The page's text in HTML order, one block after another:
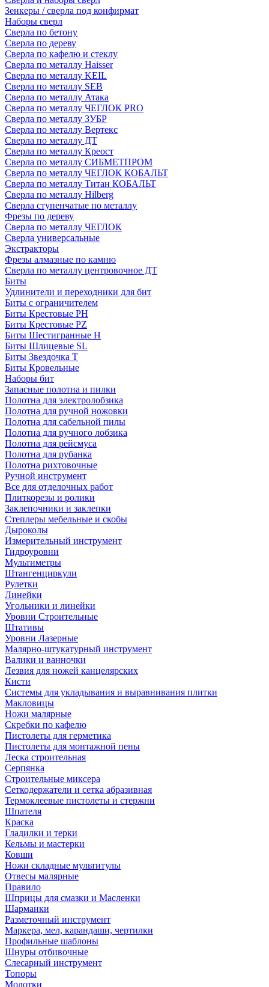
Зенкеры / сверла под конфирмат
Наборы сверл
Сверла по бетону
Сверла по дереву
Сверла по кафелю и стеклу
Сверла по металлу Haisser
Сверла по металлу KEIL
Сверла по металлу SEB
Сверла по металлу Атака
Сверла по металлу ЧЕГЛОК PRO
Сверла по металлу ЗУБР
Сверла по металлу Вертекс
Сверла по металлу ДТ
Сверла по металлу Креост
Сверла по металлу СИБМЕТПРОМ
Сверла по металлу ЧЕГЛОК КОБАЛЬТ
Сверла по металлу Титан КОБАЛЬТ
Сверла по металлу Hilberg
Сверла ступенчатые по металлу
Фрезы по дереву
Сверла по металлу ЧЕГЛОК
Сверла универсальные
Экстракторы
Фрезы алмазные по камню
Сверла по металлу центровочное ДТ
Биты
Удлинители и переходники для бит
Биты с ограничителем
Биты Крестовые PH
Биты Крестовые PZ
Биты Шестигранные H
Биты Шлицевые SL
Биты Звездочка T
Биты Кровельные
Наборы бит
Запасные полотна и пилки
Полотна для электролобзика
Полотна для ручной ножовки
Полотна для сабельной пилы
Полотна для ручного лобзика
Полотна для рейсмуса
Полотна для рубанка
Полотна рихтовочные
Ручной инструмент
Все для отделочных работ
Плиткорезы и ролики
Заклепочники и заклепки
Степлеры мебельные и скобы
Дыроколы
Измерительный инструмент
Гидроуровни
Мультиметры
Штангенциркули
Рулетки
Линейки
Угольники и линейки
Уровни Строительные
Штативы
Уровни Лазерные
Малярно-штукатурный инструмент
Валики и ванночки
Лезвия для ножей канцелярских
Кисти
Системы для укладывания и выравнивания плитки
Макловицы
Ножи малярные
Скребки по кафелю
Пистолеты для герметика
Пистолеты для монтажной пены
Леска строительная
Серпянка
Строительные миксера
Сеткодержатели и сетка абразивная
Термоклеевые пистолеты и стержни
Шпателя
Краска
Гладилки и терки
Кельмы и мастерки
Ковши
Ножи складные мультитулы
Отвесы малярные
Правило
Шприцы для смазки и Масленки
Шарманки
Разметочный инструмент
Маркера, мел, карандаши, чертилки
Профильные шаблоны
Шнуры отбивочные
Слесарный инструмент
Топоры
Молотки